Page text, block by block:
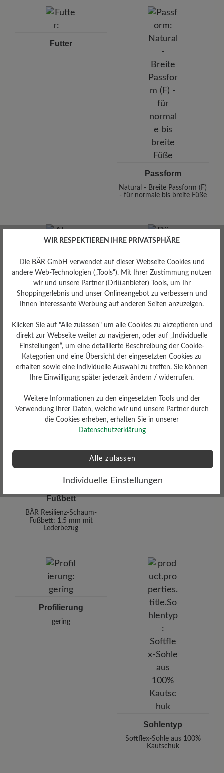
Futter
Passform
Natural - Breite Passform (F)
- für normale bis breite Füße
Absatz
0 mm Dämpfungsgrad
gering
Fußbett
BÄR Resilienz-Schaum-
Fußbett: 1,5 mm mit
Lederbezug
Funktionalität
Atmungsaktiv
Profilierung
gering
Sohlentyp
Softflex-Sohle aus 100%
Kautschuk
WIR RESPEKTIEREN IHRE PRIVATSPHÄRE
Die BÄR GmbH verwendet auf dieser Webseite Cookies und
andere Web-Technologien („Tools“). Mit Ihrer Zustimmung nutzen
wir und unsere Partner (Drittanbieter) Tools, um Ihr
Shoppingerlebnis und unser Onlineangebot zu verbessern und
Ihnen interessante Werbung auf anderen Seiten anzuzeigen.
Klicken Sie auf "Alle zulassen" um alle Cookies zu akzeptieren und
direkt zur Webseite weiter zu navigieren, oder auf „Individuelle
Einstellungen“, um eine detaillierte Beschreibung der Cookie-
Kategorien und eine Übersicht der eingesetzten Cookies zu
erhalten sowie eine individuelle Auswahl zu treffen. Sie können
Ihre Einwilligung später jederzeit ändern / widerrufen.
Weitere Informationen zu den eingesetzten Tools und der
Verwendung Ihrer Daten, welche wir und unsere Partner durch
die Cookies erheben, erhalten Sie in unserer
Datenschutzerklärung
Alle zulassen
Individuelle Einstellungen